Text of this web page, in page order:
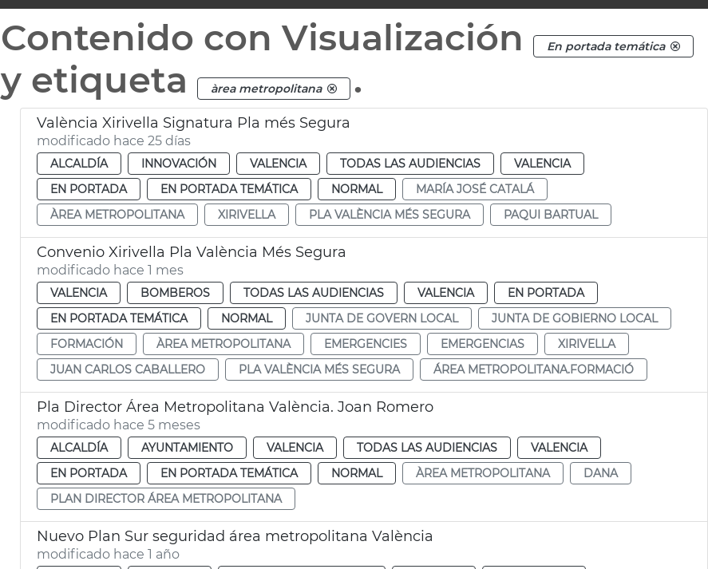
Contenido con Visualización En portada temática
y etiqueta àrea metropolitana .
València Xirivella Signatura Pla més Segura
modificado hace 25 días
ALCALDÍA INNOVACIÓN VALENCIA TODAS LAS AUDIENCIAS
VALENCIA
EN PORTADA
EN PORTADA TEMÁTICA NORMAL
MARÍA JOSÉ CATALÁ
ÀREA METROPOLITANA
XIRIVELLA PLA VALÈNCIA MÉS SEGURA PAQUI BARTUAL
Convenio Xirivella Pla València Més Segura
modificado hace 1 mes
VALENCIA BOMBEROS TODAS LAS AUDIENCIAS VALENCIA
EN PORTADA
EN PORTADA TEMÁTICA
NORMAL JUNTA DE GOVERN LOCAL
JUNTA DE GOBIERNO LOCAL
FORMACIÓN
ÀREA METROPOLITANA EMERGENCIES EMERGENCIAS
XIRIVELLA
JUAN CARLOS CABALLERO
PLA VALÈNCIA MÉS SEGURA ÁREA METROPOLITANA.FORMACIÓ
Pla Director Área Metropolitana València. Joan Romero
modificado hace 5 meses
ALCALDÍA AYUNTAMIENTO VALENCIA TODAS LAS AUDIENCIAS
VALENCIA
EN PORTADA
EN PORTADA TEMÁTICA NORMAL ÀREA METROPOLITANA
DANA
PLAN DIRECTOR ÁREA METROPOLITANA
Nuevo Plan Sur seguridad área metropolitana València
modificado hace 1 año